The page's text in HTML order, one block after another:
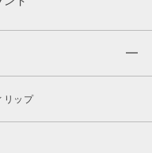
リップ